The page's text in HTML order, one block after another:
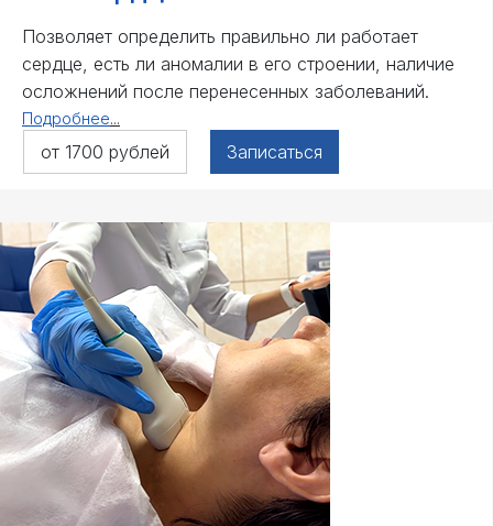
Позволяет определить правильно ли работает
сердце, есть ли аномалии в его строении, наличие
осложнений после перенесенных заболеваний.
Подробнее...
от 1700 рублей Записаться